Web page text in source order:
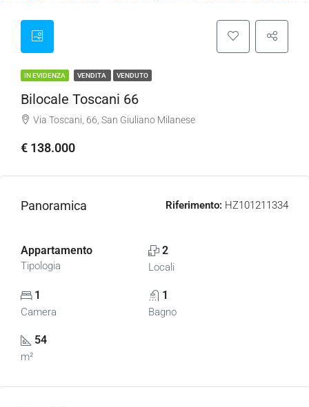
IN EVIDENZA VENDITA VENDUTO
Bilocale Toscani 66
Via Toscani, 66, San Giuliano Milanese
€ 138.000
Panoramica Riferimento: HZ101211334
Appartamento
Tipologia
2
Locali
1
Camera
1
Bagno
54
m²